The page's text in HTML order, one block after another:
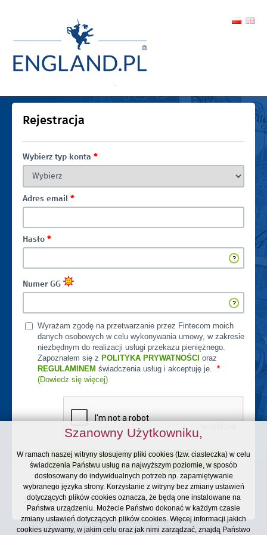
Rejestracja
Wybierz typ konta *
Adres email *
Hasło *
Numer GG
Wyrażam zgodę na przetwarzanie przez Fintecom moich
danych osobowych w celu wykonywania umowy, w zakresie
niezbędnym do realizacji usługi przekazu pieniężnego.
Zapoznałem się z POLITYKA PRYWATNOŚCI oraz
REGULAMINEM świadczenia usług i akceptuję je. *
(Dowiedz się więcej)
Zakładam konto
Jesteś już naszym klientem?Zaloguj się.
Szanowny Użytkowniku,
W ramach naszej witryny stosujemy pliki cookies (tzw. ciasteczka) w celu
świadczenia Państwu usług na najwyższym poziomie, w sposób
dostosowany do indywidualnych potrzeb np. zapamiętywanie
wybranego języka strony. Korzystanie z witryny bez zmiany ustawień
dotyczących plików cookies oznacza, że będą one instalowane na
Państwa urządzeniu. Możecie Państwo dokonać w każdym czasie
zmiany ustawień dotyczących plików cookies. Więcej informacji jakich
cookies używamy, w jakim celu oraz jak nimi zarządzać, znajdą Państwo